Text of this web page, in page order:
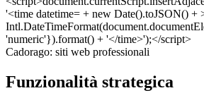
Cadorago: siti web professionali
Funzionalità strategica